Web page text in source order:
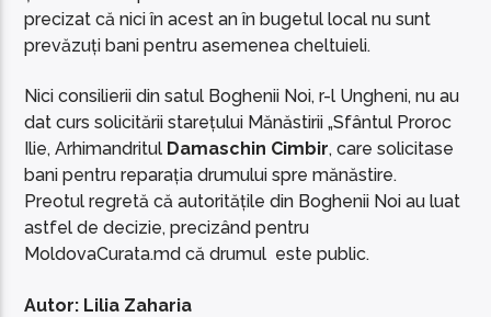
precizat că nici în acest an în bugetul local nu sunt
prevăzuți bani pentru asemenea cheltuieli.
Nici consilierii din satul Boghenii Noi, r-l Ungheni, nu au
dat curs solicitării starețului Mănăstirii „Sfântul Proroc
Ilie, Arhimandritul Damaschin Cimbir, care solicitase
bani pentru reparația drumului spre mănăstire.
Preotul regretă că autoritățile din Boghenii Noi au luat
astfel de decizie, precizând pentru
MoldovaCurata.md că drumul este public.
Autor: Lilia Zaharia